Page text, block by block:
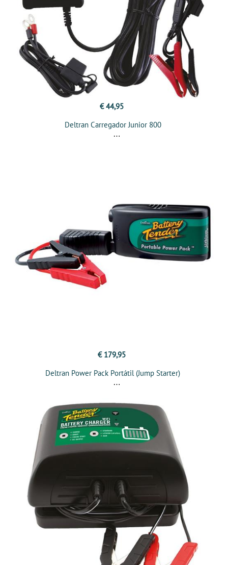
€ 44,95
Deltran Carregador Junior 800
€ 179,95
Deltran Power Pack Portátil (Jump Starter)